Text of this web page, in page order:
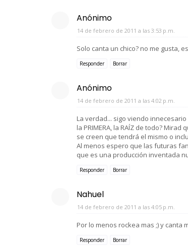
Anónimo
14 de febrero de 2011 a las 3:53 p.m.
Solo canta un chico? no me gusta,
Responder Borrar
Anónimo
14 de febrero de 2011 a las 4:02 p.m.
La verdad... sigo viendo
la PRIMERA, la RAÍZ de todo?
se creen que tendrá el mismo o
Al menos espero que las futuras
que es una producción inventada
Responder Borrar
Nahuel
14 de febrero de 2011 a las 4:05 p.m.
Por lo menos rockea mas ;) y canta
Responder Borrar